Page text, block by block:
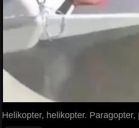
Helikopter, helikopter. Paragopter,